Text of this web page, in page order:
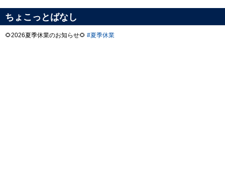
ちょこっとばなし